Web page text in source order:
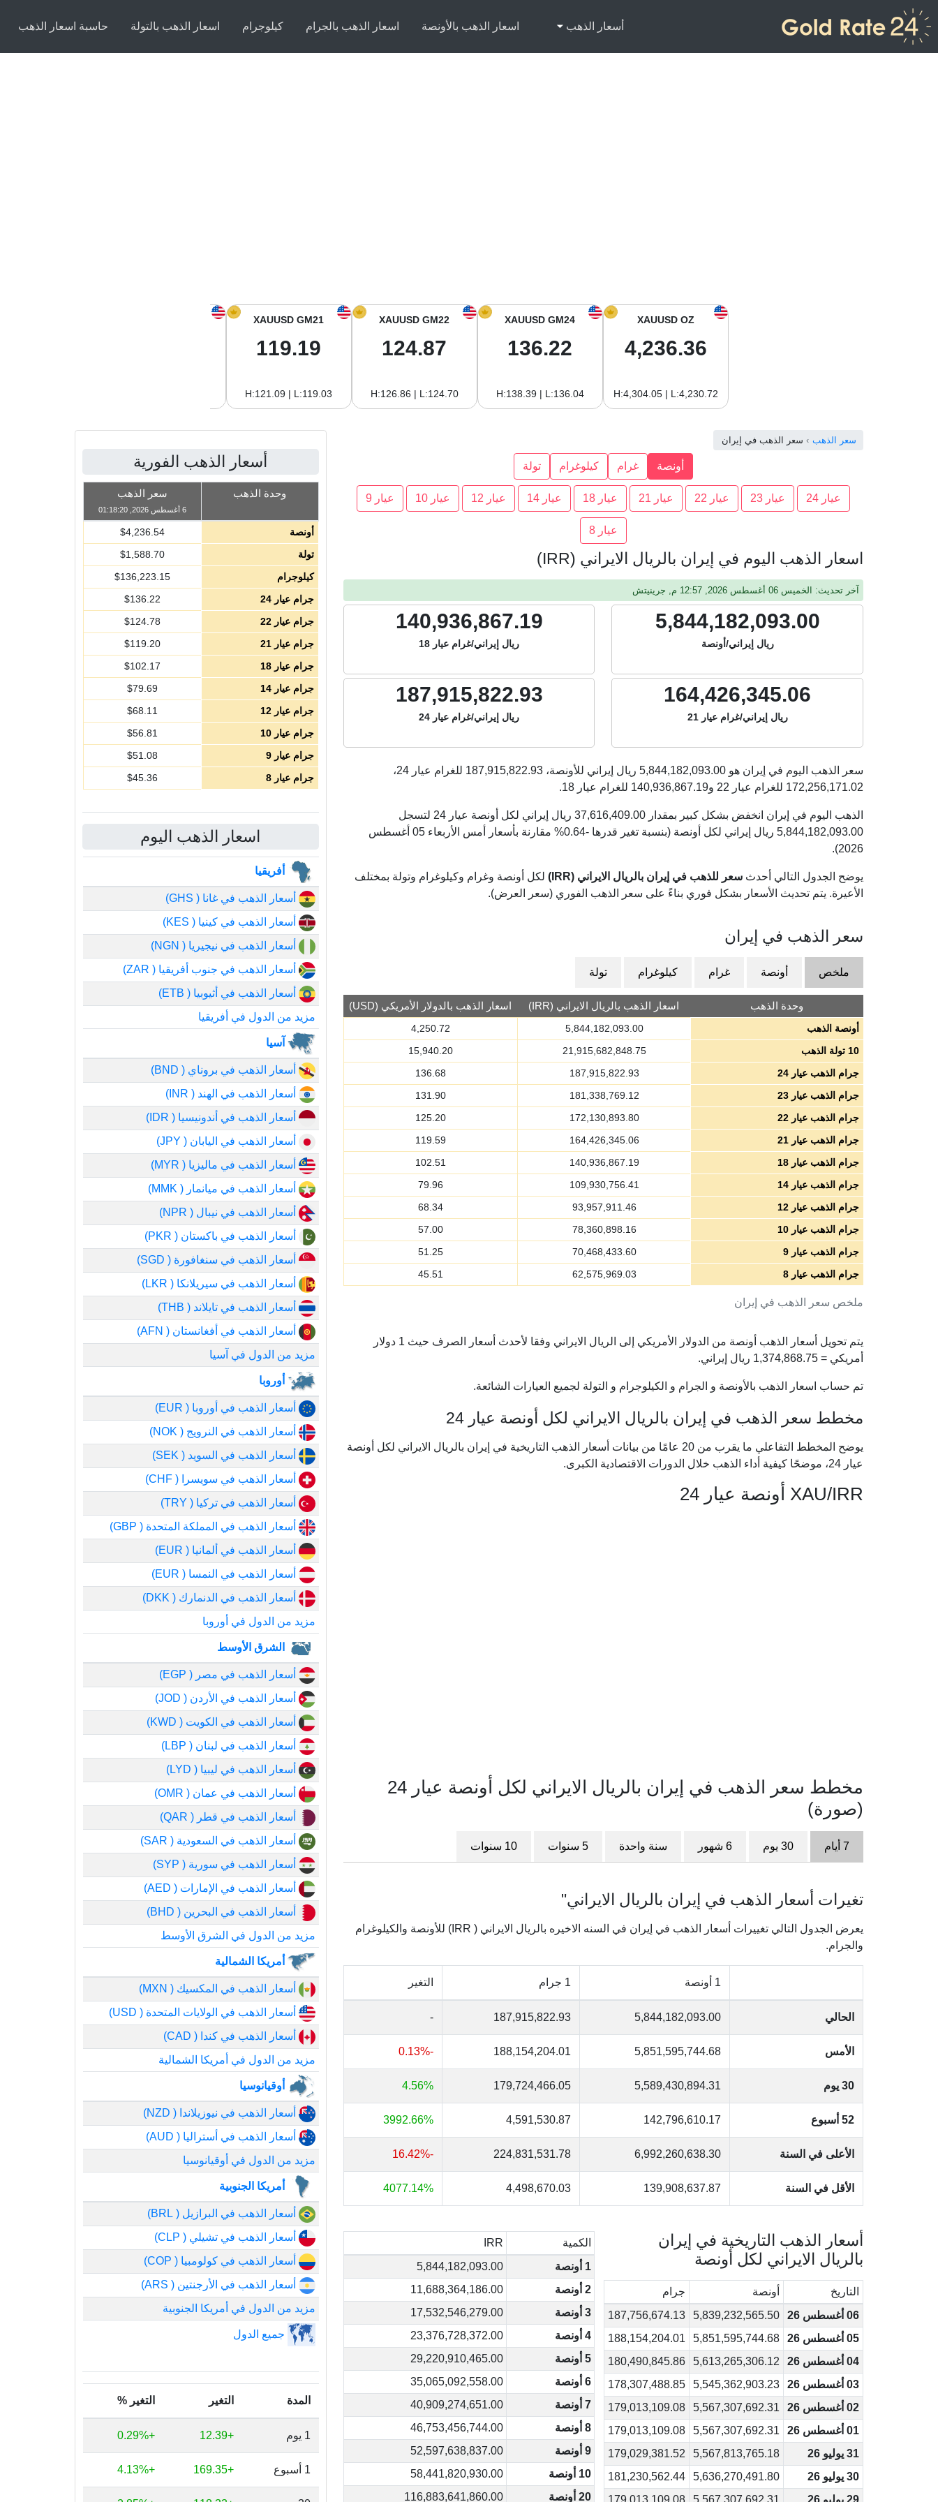
أسعار الذهب اسعار الذهب بالأونصة اسعار الذهب بالجرام كيلوجرام اسعار الذهب بالتولة حاسبة اسعار الذهب
XAUUSD OZ
4,236.36
H:4,304.05 | L:4,230.72
XAUUSD GM24
136.22
H:138.39 | L:136.04
XAUUSD GM22
124.87
H:126.86 | L:124.70
XAUUSD GM21
119.19
H:121.09 | L:119.03
سعر الذهب سعر الذهب في إيران
أونصة غرام كيلوغرام تولة
عيار 24 عيار 23 عيار 22 عيار 21 عيار 18 عيار 14 عيار 12 عيار 10 عيار 9
عيار 8
اسعار الذهب اليوم في إيران بالريال الايراني (IRR)
آخر تحديث: الخميس 06 أغسطس 2026, 12:57 م, جرينيتش
5,844,182,093.00
ريال إيراني/أونصة
140,936,867.19
ريال إيراني/غرام عيار 18
164,426,345.06
ريال إيراني/غرام عيار 21
187,915,822.93
ريال إيراني/غرام عيار 24
سعر الذهب اليوم في إيران هو 5,844,182,093.00 ريال إيراني للأونصة، 187,915,822.93 للغرام عيار 24،
172,256,171.02 للغرام عيار 22 و 140,936,867.19 للغرام عيار 18.
الذهب اليوم في إيران انخفض بشكل كبير بمقدار 37,616,409.00 ريال إيراني لكل أونصة عيار 24 لتسجل
5,844,182,093.00 ريال إيراني لكل أونصة (بنسبة تغير قدرها -0.64% مقارنة بأسعار أمس الأربعاء 05 أغسطس
2026).
يوضح الجدول التالي أحدث سعر للذهب في إيران بالريال الايراني (IRR)
لكل أونصة وغرام وكيلوغرام وتولة بمختلف
الأعيرة. يتم تحديث الأسعار بشكل فوري بناءً على سعر الذهب الفوري (سعر العرض).
سعر الذهب في إيران
ملخص أونصة غرام كيلوغرام تولة
ملخص سعر الذهب في إيران
وحدة الذهب اسعار الذهب بالريال الايراني (IRR) اسعار الذهب بالدولار الأمريكي (USD)
أونصة الذهب 5,844,182,093.00
4,250.72
10 تولة الذهب
21,915,682,848.75
15,940.20
جرام الذهب عيار 24
187,915,822.93
136.68
جرام الذهب عيار 23
181,338,769.12
131.90
جرام الذهب عيار 22
172,130,893.80
125.20
جرام الذهب عيار 21
164,426,345.06
119.59
جرام الذهب عيار 18
140,936,867.19
102.51
جرام الذهب عيار 14
109,930,756.41
79.96
جرام الذهب عيار 12
93,957,911.46
68.34
جرام الذهب عيار 10
78,360,898.16
57.00
جرام الذهب عيار 9
70,468,433.60
51.25
جرام الذهب عيار 8
62,575,969.03
45.51
يتم تحويل أسعار الذهب أونصة من الدولار الأمريكي إلى الريال الايراني وفقا لأحدث أسعار الصرف حيث 1 دولار
أمريكي = 1,374,868.75 ريال إيراني.
تم حساب اسعار الذهب بالأونصة و الجرام و الكيلوجرام و التولة لجميع العيارات الشائعة.
مخطط سعر الذهب في إيران بالريال الايراني لكل أونصة عيار 24
يوضح المخطط التفاعلي ما يقرب من 20 عامًا من بيانات أسعار الذهب التاريخية في إيران بالريال الايراني لكل أونصة
عيار 24، موضحًا كيفية أداء الذهب خلال الدورات الاقتصادية الكبرى.
XAU/IRR أونصة عيار 24
مخطط سعر الذهب في إيران بالريال الايراني لكل أونصة عيار 24
(صورة)
7 أيام 30 يوم 6 شهور سنة واحدة 5 سنوات 10 سنوات
تغيرات أسعار الذهب في إيران بالريال الايراني"
يعرض الجدول التالي تغييرات أسعار الذهب في إيران في السنه الاخيره بالريال الايراني ( IRR) للأونصة والكيلوغرام
والجرام.
1 أونصة 1 جرام التغير
الحالي 5,844,182,093.00
187,915,822.93
-
الأمس 5,851,595,744.68
188,154,204.01
-0.13%
30 يوم 5,589,430,894.31
179,724,466.05
4.56%
52 أسبوع 142,796,610.17
4,591,530.87
3992.66%
الأعلى في السنة 6,992,260,638.30
224,831,531.78
-16.42%
الأقل في السنة 139,908,637.87
4,498,670.03
4077.14%
أسعار الذهب التاريخية في إيران
بالريال الايراني لكل أونصة
التاريخ أونصة
جرام
06 أغسطس 26
5,839,232,565.50
187,756,674.13
05 أغسطس 26
5,851,595,744.68
188,154,204.01
04 أغسطس 26
5,613,265,306.12
180,490,845.86
03 أغسطس 26
5,545,362,903.23
178,307,488.85
02 أغسطس 26
5,567,307,692.31
179,013,109.08
01 أغسطس 26
5,567,307,692.31
179,013,109.08
31 يوليو 26
5,567,813,765.18
179,029,381.52
30 يوليو 26
5,636,270,491.80
181,230,562.44
29 يوليو 26
5,567,307,692.31
179,013,109.08
الكمية
IRR
1 أونصة
5,844,182,093.00
2 أونصة
11,688,364,186.00
3 أونصة
17,532,546,279.00
4 أونصة
23,376,728,372.00
5 أونصة
29,220,910,465.00
6 أونصة
35,065,092,558.00
7 أونصة
40,909,274,651.00
8 أونصة
46,753,456,744.00
9 أونصة
52,597,638,837.00
10 أونصة
58,441,820,930.00
20 أونصة
116,883,641,860.00
أسعار الذهب الفورية
وحدة الذهب سعر الذهب
6 أغسطس 2026, 01:18:20
أونصة $4,236.54
تولة
$1,588.70
كيلوجرام
$136,223.15
جرام عيار 24
$136.22
جرام عيار 22
$124.78
جرام عيار 21
$119.20
جرام عيار 18
$102.17
جرام عيار 14
$79.69
جرام عيار 12
$68.11
جرام عيار 10
$56.81
جرام عيار 9
$51.08
جرام عيار 8
$45.36
اسعار الذهب اليوم
أفريقيا
أسعار الذهب في غانا ( GHS)
أسعار الذهب في كينيا ( KES)
أسعار الذهب في نيجيريا ( NGN)
أسعار الذهب في جنوب أفريقيا ( ZAR)
أسعار الذهب في أثيوبيا ( ETB)
مزيد من الدول في أفريقيا
آسيا
أسعار الذهب في بروناي ( BND)
أسعار الذهب في الهند ( INR)
أسعار الذهب في أندونيسيا ( IDR)
أسعار الذهب في اليابان ( JPY)
أسعار الذهب في ماليزيا ( MYR)
أسعار الذهب في ميانمار ( MMK)
أسعار الذهب في نيبال ( NPR)
أسعار الذهب في باكستان ( PKR)
أسعار الذهب في سنغافورة ( SGD)
أسعار الذهب في سيريلانكا ( LKR)
أسعار الذهب في تايلاند ( THB)
أسعار الذهب في أفغانستان ( AFN)
مزيد من الدول في آسيا
أوروبا
أسعار الذهب في أوروبا ( EUR)
أسعار الذهب في النرويج ( NOK)
أسعار الذهب في السويد ( SEK)
أسعار الذهب في سويسرا ( CHF)
أسعار الذهب في تركيا ( TRY)
أسعار الذهب في المملكة المتحدة ( GBP)
أسعار الذهب في ألمانيا ( EUR)
أسعار الذهب في النمسا ( EUR)
أسعار الذهب في الدنمارك ( DKK)
مزيد من الدول في أوروبا
الشرق الأوسط
أسعار الذهب في مصر ( EGP)
أسعار الذهب في الأردن ( JOD)
أسعار الذهب في الكويت ( KWD)
أسعار الذهب في لبنان ( LBP)
أسعار الذهب في ليبيا ( LYD)
أسعار الذهب في عمان ( OMR)
أسعار الذهب في قطر ( QAR)
أسعار الذهب في السعودية ( SAR)
أسعار الذهب في سورية ( SYP)
أسعار الذهب في الإمارات ( AED)
أسعار الذهب في البحرين ( BHD)
مزيد من الدول في الشرق الأوسط
أمريكا الشمالية
أسعار الذهب في المكسيك ( MXN)
أسعار الذهب في الولايات المتحدة ( USD)
أسعار الذهب في كندا ( CAD)
مزيد من الدول في أمريكا الشمالية
أوقيانوسيا
أسعار الذهب في نيوزيلاندا ( NZD)
أسعار الذهب في أستراليا ( AUD)
مزيد من الدول في أوقيانوسيا
أمريكا الجنوبية
أسعار الذهب في البرازيل ( BRL)
أسعار الذهب في تشيلي ( CLP)
أسعار الذهب في كولومبيا ( COP)
أسعار الذهب في الأرجنتين ( ARS)
مزيد من الدول في أمريكا الجنوبية
جميع الدول
المدة التغير التغير %
1 يوم +12.39
+0.29%
1 أسبوع +169.35
+4.13%